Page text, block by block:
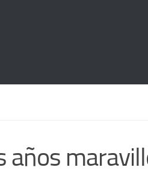
años